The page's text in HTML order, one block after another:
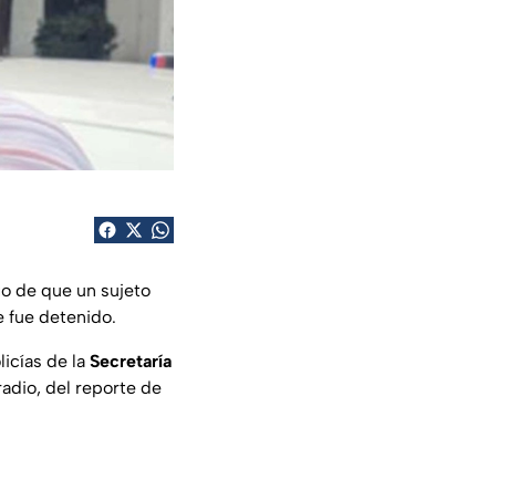
de que un sujeto
fue detenido.
de la Secretaría
del reporte de